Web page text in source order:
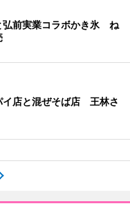
弘前実業コラボかき氷 ね
イ店と混ぜそば店 王林さ